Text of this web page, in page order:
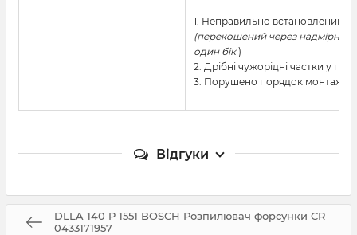
1. Неправильно встановлений
(перекошений через надмірне
один бік)
2. Дрібні чужорідні частки у
3. Порушено порядок монтажу
Відгуки
DLLA 140 P 1551 BOSCH Розпилювач форсунки CR
0433171957